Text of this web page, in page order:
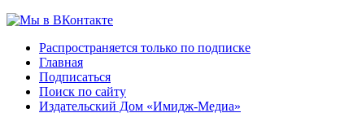
Распространяется только по подписке
Главная
Подписаться
Поиск по сайту
Издательский Дом «Имидж-Медиа»